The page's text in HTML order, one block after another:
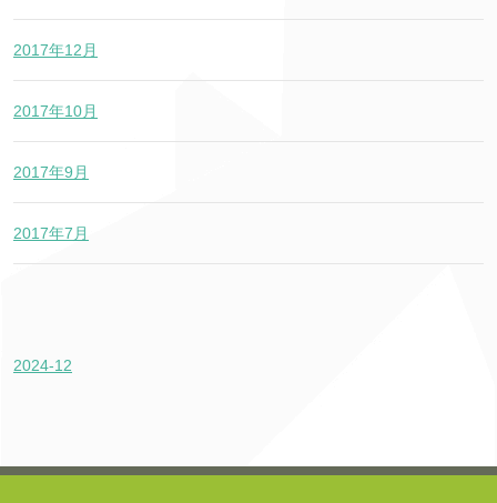
2017年12月
2017年10月
2017年9月
2017年7月
2024-12